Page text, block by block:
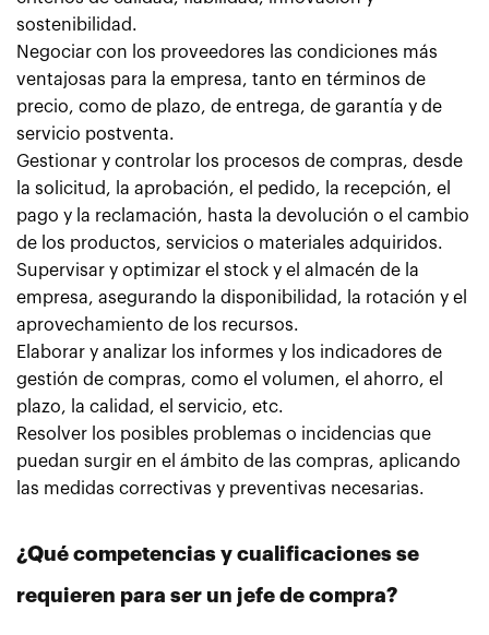
sostenibilidad.
Negociar con los proveedores las condiciones más
ventajosas para la empresa, tanto en términos de
precio, como de plazo, de entrega, de garantía y de
servicio postventa.
Gestionar y controlar los procesos de compras, desde
la solicitud, la aprobación, el pedido, la recepción, el
pago y la reclamación, hasta la devolución o el cambio
de los productos, servicios o materiales adquiridos.
Supervisar y optimizar el stock y el almacén de la
empresa, asegurando la disponibilidad, la rotación y el
aprovechamiento de los recursos.
Elaborar y analizar los informes y los indicadores de
gestión de compras, como el volumen, el ahorro, el
plazo, la calidad, el servicio, etc.
Resolver los posibles problemas o incidencias que
puedan surgir en el ámbito de las compras, aplicando
las medidas correctivas y preventivas necesarias.
¿Qué competencias y cualificaciones se
requieren para ser un jefe de compra?